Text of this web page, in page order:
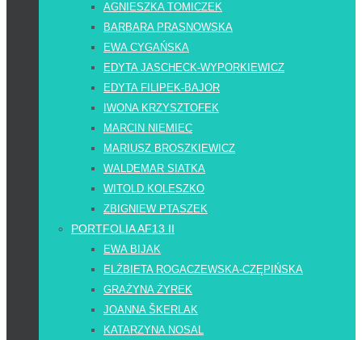
AGNIESZKA TOMICZEK
BARBARA PRASNOWSKA
EWA CYGAŃSKA
EDYTA JASCHECK-WYPORKIEWICZ
EDYTA FILIPEK-BAJOR
IWONA KRZYSZTOFEK
MARCIN NIEMIEC
MARIUSZ BROSZKIEWICZ
WALDEMAR SIATKA
WITOLD KOLESZKO
ZBIGNIEW PTASZEK
PORTFOLIA AF13 II
EWA BIJAK
ELŻBIETA ROGACZEWSKA-CZĘPIŃSKA
GRAŻYNA ŻYREK
JOANNA ŠKERLAK
KATARZYNA NOSAL